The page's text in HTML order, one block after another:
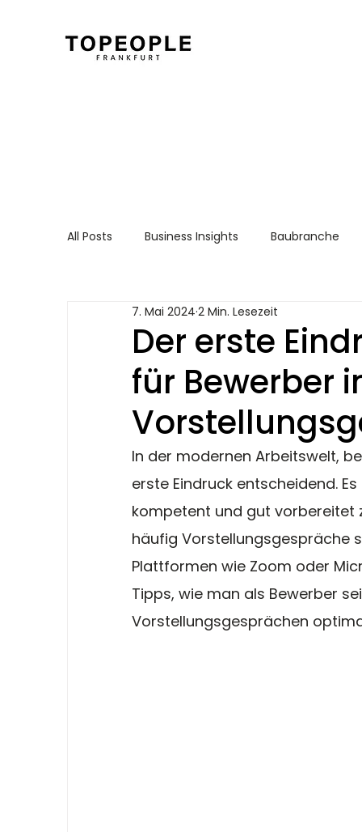
All Posts Business Insights Baubranche
Der erste
für Bewerber
7. Mai 2024 2 Min. Lesezeit
In der modernen Arbeitswelt,
erste Eindruck entscheidend.
kompetent und gut vorbereitet
häufig Vorstellungsgespräche
Plattformen wie Zoom oder
Tipps, wie man als Bewerber
Vorstellungsgesprächen